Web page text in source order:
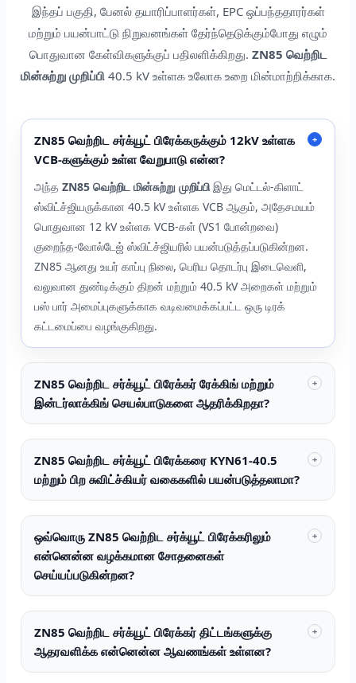
இந்தப் பகுதி, பேனல் தயாரிப்பாளர்கள், EPC ஒப்பந்ததாரர்கள்
மற்றும் பயன்பாட்டு நிறுவனங்கள் தேர்ந்தெடுக்கும்போது எழும்
பொதுவான கேள்விகளுக்குப் பதிலளிக்கிறது. ZN85 வெற்றிட
மின்சுற்று முறிப்பி 40.5 kV உள்ளக உலோக உறை மின்மாற்றிக்காக.
ZN85 வெற்றிட சர்க்யூட் பிரேக்கருக்கும் 12kV உள்ளக
VCB-களுக்கும் உள்ள வேறுபாடு என்ன?
+
அந்த ZN85 வெற்றிட மின்சுற்று முறிப்பிஇது மெட்டல்-கிளாட்
ஸ்விட்ச்ஜியருக்கான 40.5 kV உள்ளக VCB ஆகும், அதேசமயம்
பொதுவான 12 kV உள்ளக VCB-கள் (VS1 போன்றவை)
குறைந்த-வோல்டேஜ் ஸ்விட்ச்ஜியரில் பயன்படுத்தப்படுகின்றன.
ZN85 ஆனது உயர் காப்பு நிலை, பெரிய தொடர்பு இடைவெளி,
வலுவான துண்டிக்கும் திறன் மற்றும் 40.5 kV அறைகள் மற்றும்
பஸ் பார் அமைப்புகளுக்காக வடிவமைக்கப்பட்ட ஒரு டிரக்
கட்டமைப்பை வழங்குகிறது.
ZN85 வெற்றிட சர்க்யூட் பிரேக்கர் ரேக்கிங் மற்றும்
இன்டர்லாக்கிங் செயல்பாடுகளை ஆதரிக்கிறதா?
+
ZN85 வெற்றிட சர்க்யூட் பிரேக்கரை KYN61-40.5
மற்றும் பிற சுவிட்ச்கியர் வகைகளில் பயன்படுத்தலாமா?
+
ஒவ்வொரு ZN85 வெற்றிட சர்க்யூட் பிரேக்கரிலும்
என்னென்ன வழக்கமான சோதனைகள்
செய்யப்படுகின்றன?
+
ZN85 வெற்றிட சர்க்யூட் பிரேக்கர் திட்டங்களுக்கு
ஆதரவளிக்க என்னென்ன ஆவணங்கள் உள்ளன?
+